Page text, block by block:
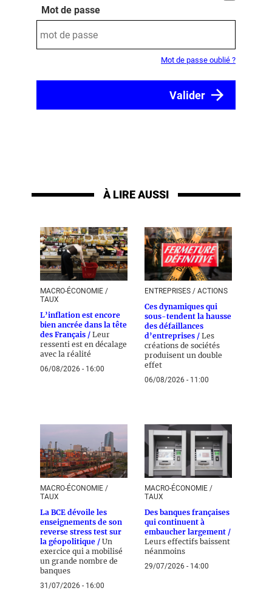
Mot de passe
Mot de passe oublié ?
À LIRE AUSSI
MACRO-ÉCONOMIE /
TAUX
L’inflation est encore
bien ancrée dans la tête
des Français / Leur
ressenti est en décalage
avec la réalité
06/08/2026 - 16:00
ENTREPRISES / ACTIONS
Ces dynamiques qui
sous-tendent la hausse
des défaillances
d’entreprises / Les
créations de sociétés
produisent un double
effet
06/08/2026 - 11:00
MACRO-ÉCONOMIE /
TAUX
La BCE dévoile les
enseignements de son
reverse stress test sur
la géopolitique / Un
exercice qui a mobilisé
un grande nombre de
banques
31/07/2026 - 16:00
MACRO-ÉCONOMIE /
TAUX
Des banques françaises
qui continuent à
embaucher largement /
Leurs effectifs baissent
néanmoins
29/07/2026 - 14:00